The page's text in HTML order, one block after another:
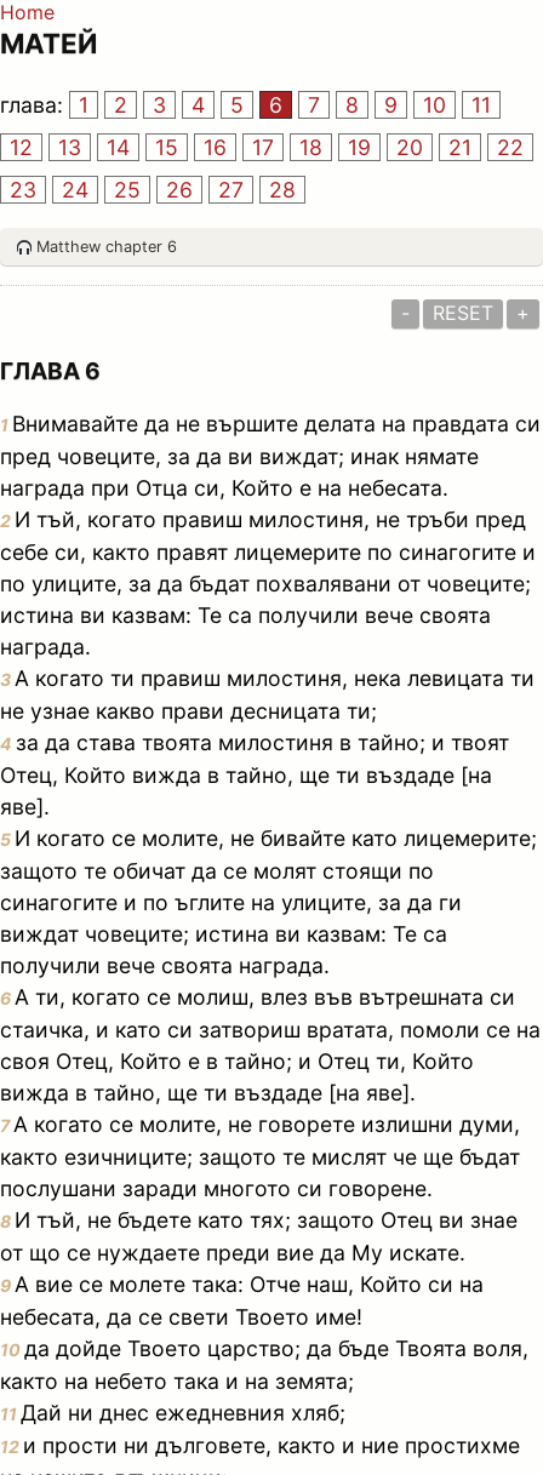
Home
МАТЕЙ
глава: 1 2 3 4 5 6 7 8 9 10
11
12
13 14 15 16 17 18 19 20 21
22
23
24 25 26 27 28
Matthew chapter 6
- RESET +
ГЛАВА 6
1 Внимавайте да не вършите делата на правдата си
пред човеците, за да ви виждат; инак нямате
награда при Отца си, Който е на небесата.
2 И тъй, когато правиш милостиня, не тръби пред
себе си, както правят лицемерите по синагогите и
по улиците, за да бъдат похвалявани от човеците;
истина ви казвам: Те са получили вече своята
награда.
3 А когато ти правиш милостиня, нека левицата ти
не узнае какво прави десницата ти;
4 за да става твоята милостиня в тайно; и твоят
Отец, Който вижда в тайно, ще ти въздаде [на
яве].
5 И когато се молите, не бивайте като лицемерите;
защото те обичат да се молят стоящи по
синагогите и по ъглите на улиците, за да ги
виждат човеците; истина ви казвам: Те са
получили вече своята награда.
6 А ти, когато се молиш, влез във вътрешната си
стаичка, и като си затвориш вратата, помоли се на
своя Отец, Който е в тайно; и Отец ти, Който
вижда в тайно, ще ти въздаде [на яве].
7А когато се молите, не говорете излишни думи,
както езичниците; защото те мислят че ще бъдат
послушани заради многото си говорене.
8 И тъй, не бъдете като тях; защото Отец ви знае
от що се нуждаете преди вие да Му искате.
9 А вие се молете така: Отче наш, Който си на
небесата, да се свети Твоето име!
10да дойде Твоето царство; да бъде Твоята воля,
както на небето така и на земята;
11Дай ни днес ежедневния хляб;
12 и прости ни дълговете, както и ние простихме